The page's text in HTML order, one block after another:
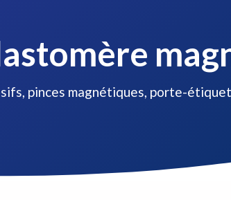
pinces magnétiques, porte-